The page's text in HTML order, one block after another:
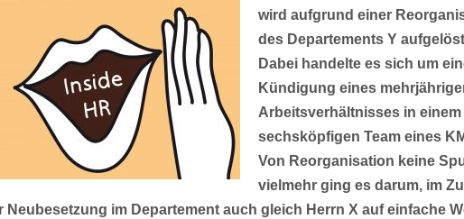
wird aufgrund einer
des Departements Y
Dabei handelte es sich um
Kündigung eines
Arbeitsverhältnisses in einem
sechsköpfigen Team eines
Von Reorganisation keine
vielmehr ging es darum, im
Neubesetzung im Departement auch gleich Herrn X auf einfache